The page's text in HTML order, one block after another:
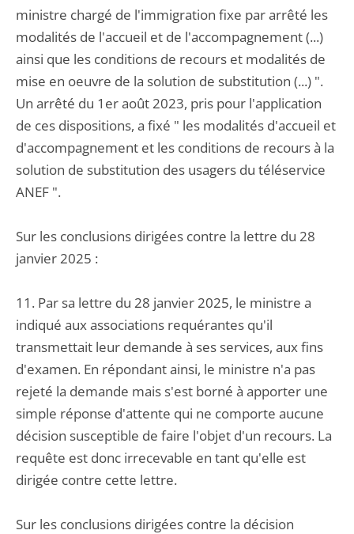
ministre chargé de l'immigration fixe par arrêté les
modalités de l'accueil et de l'accompagnement (...)
ainsi que les conditions de recours et modalités de
mise en oeuvre de la solution de substitution (...) ".
Un arrêté du 1er août 2023, pris pour l'application
de ces dispositions, a fixé " les modalités d'accueil et
d'accompagnement et les conditions de recours à la
solution de substitution des usagers du téléservice
ANEF ".
Sur les conclusions dirigées contre la lettre du 28
janvier 2025 :
11. Par sa lettre du 28 janvier 2025, le ministre a
indiqué aux associations requérantes qu'il
transmettait leur demande à ses services, aux fins
d'examen. En répondant ainsi, le ministre n'a pas
rejeté la demande mais s'est borné à apporter une
simple réponse d'attente qui ne comporte aucune
décision susceptible de faire l'objet d'un recours. La
requête est donc irrecevable en tant qu'elle est
dirigée contre cette lettre.
Sur les conclusions dirigées contre la décision